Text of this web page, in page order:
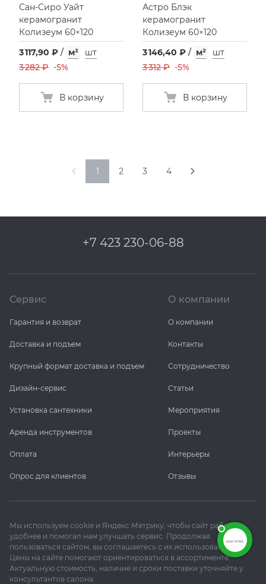
Сан-Сиро Уайт
керамогранит
Колизеум 60×120
3 117,90 ₽ / м²
шт
3 282 ₽ -5%
В корзину
Астро Блэк
керамогранит
Колизеум 60×120
3 146,40 ₽ / м²
шт
3 312 ₽ -5%
В корзину
1 2 3 4
+7 423 230-06-88
Сервис
Гарантия и возврат
Доставка и подъем
Крупный формат доставка и подъем
Дизайн-сервис
Установка сантехники
Аренда инструментов
Оплата
Опрос для клиентов
О компании
О компании
Контакты
Сотрудничество
Статьи
Мероприятия
Проекты
Интерьеры
Отзывы
Мы используем cookie и Яндекс Метрику, чтобы сайт работал
удобнее и помогал нам улучшать сервис. Продолжая
пользоваться сайтом, вы соглашаетесь с их использованием.
Цены на сайте помогают ориентироваться в ассортименте.
Актуальную стоимость, наличие и сроки поставки уточняйте у
консультантов салона.